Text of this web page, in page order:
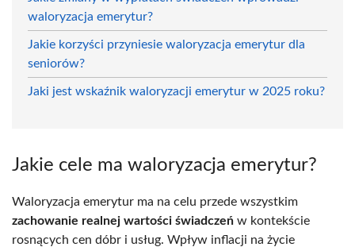
waloryzacja emerytur?
Jakie korzyści przyniesie waloryzacja emerytur dla
seniorów?
Jaki jest wskaźnik waloryzacji emerytur w 2025 roku?
Jakie cele ma waloryzacja emerytur?
Waloryzacja emerytur ma na celu przede wszystkim
zachowanie realnej wartości świadczeń w kontekście
rosnących cen dóbr i usług. Wpływ inflacji na życie